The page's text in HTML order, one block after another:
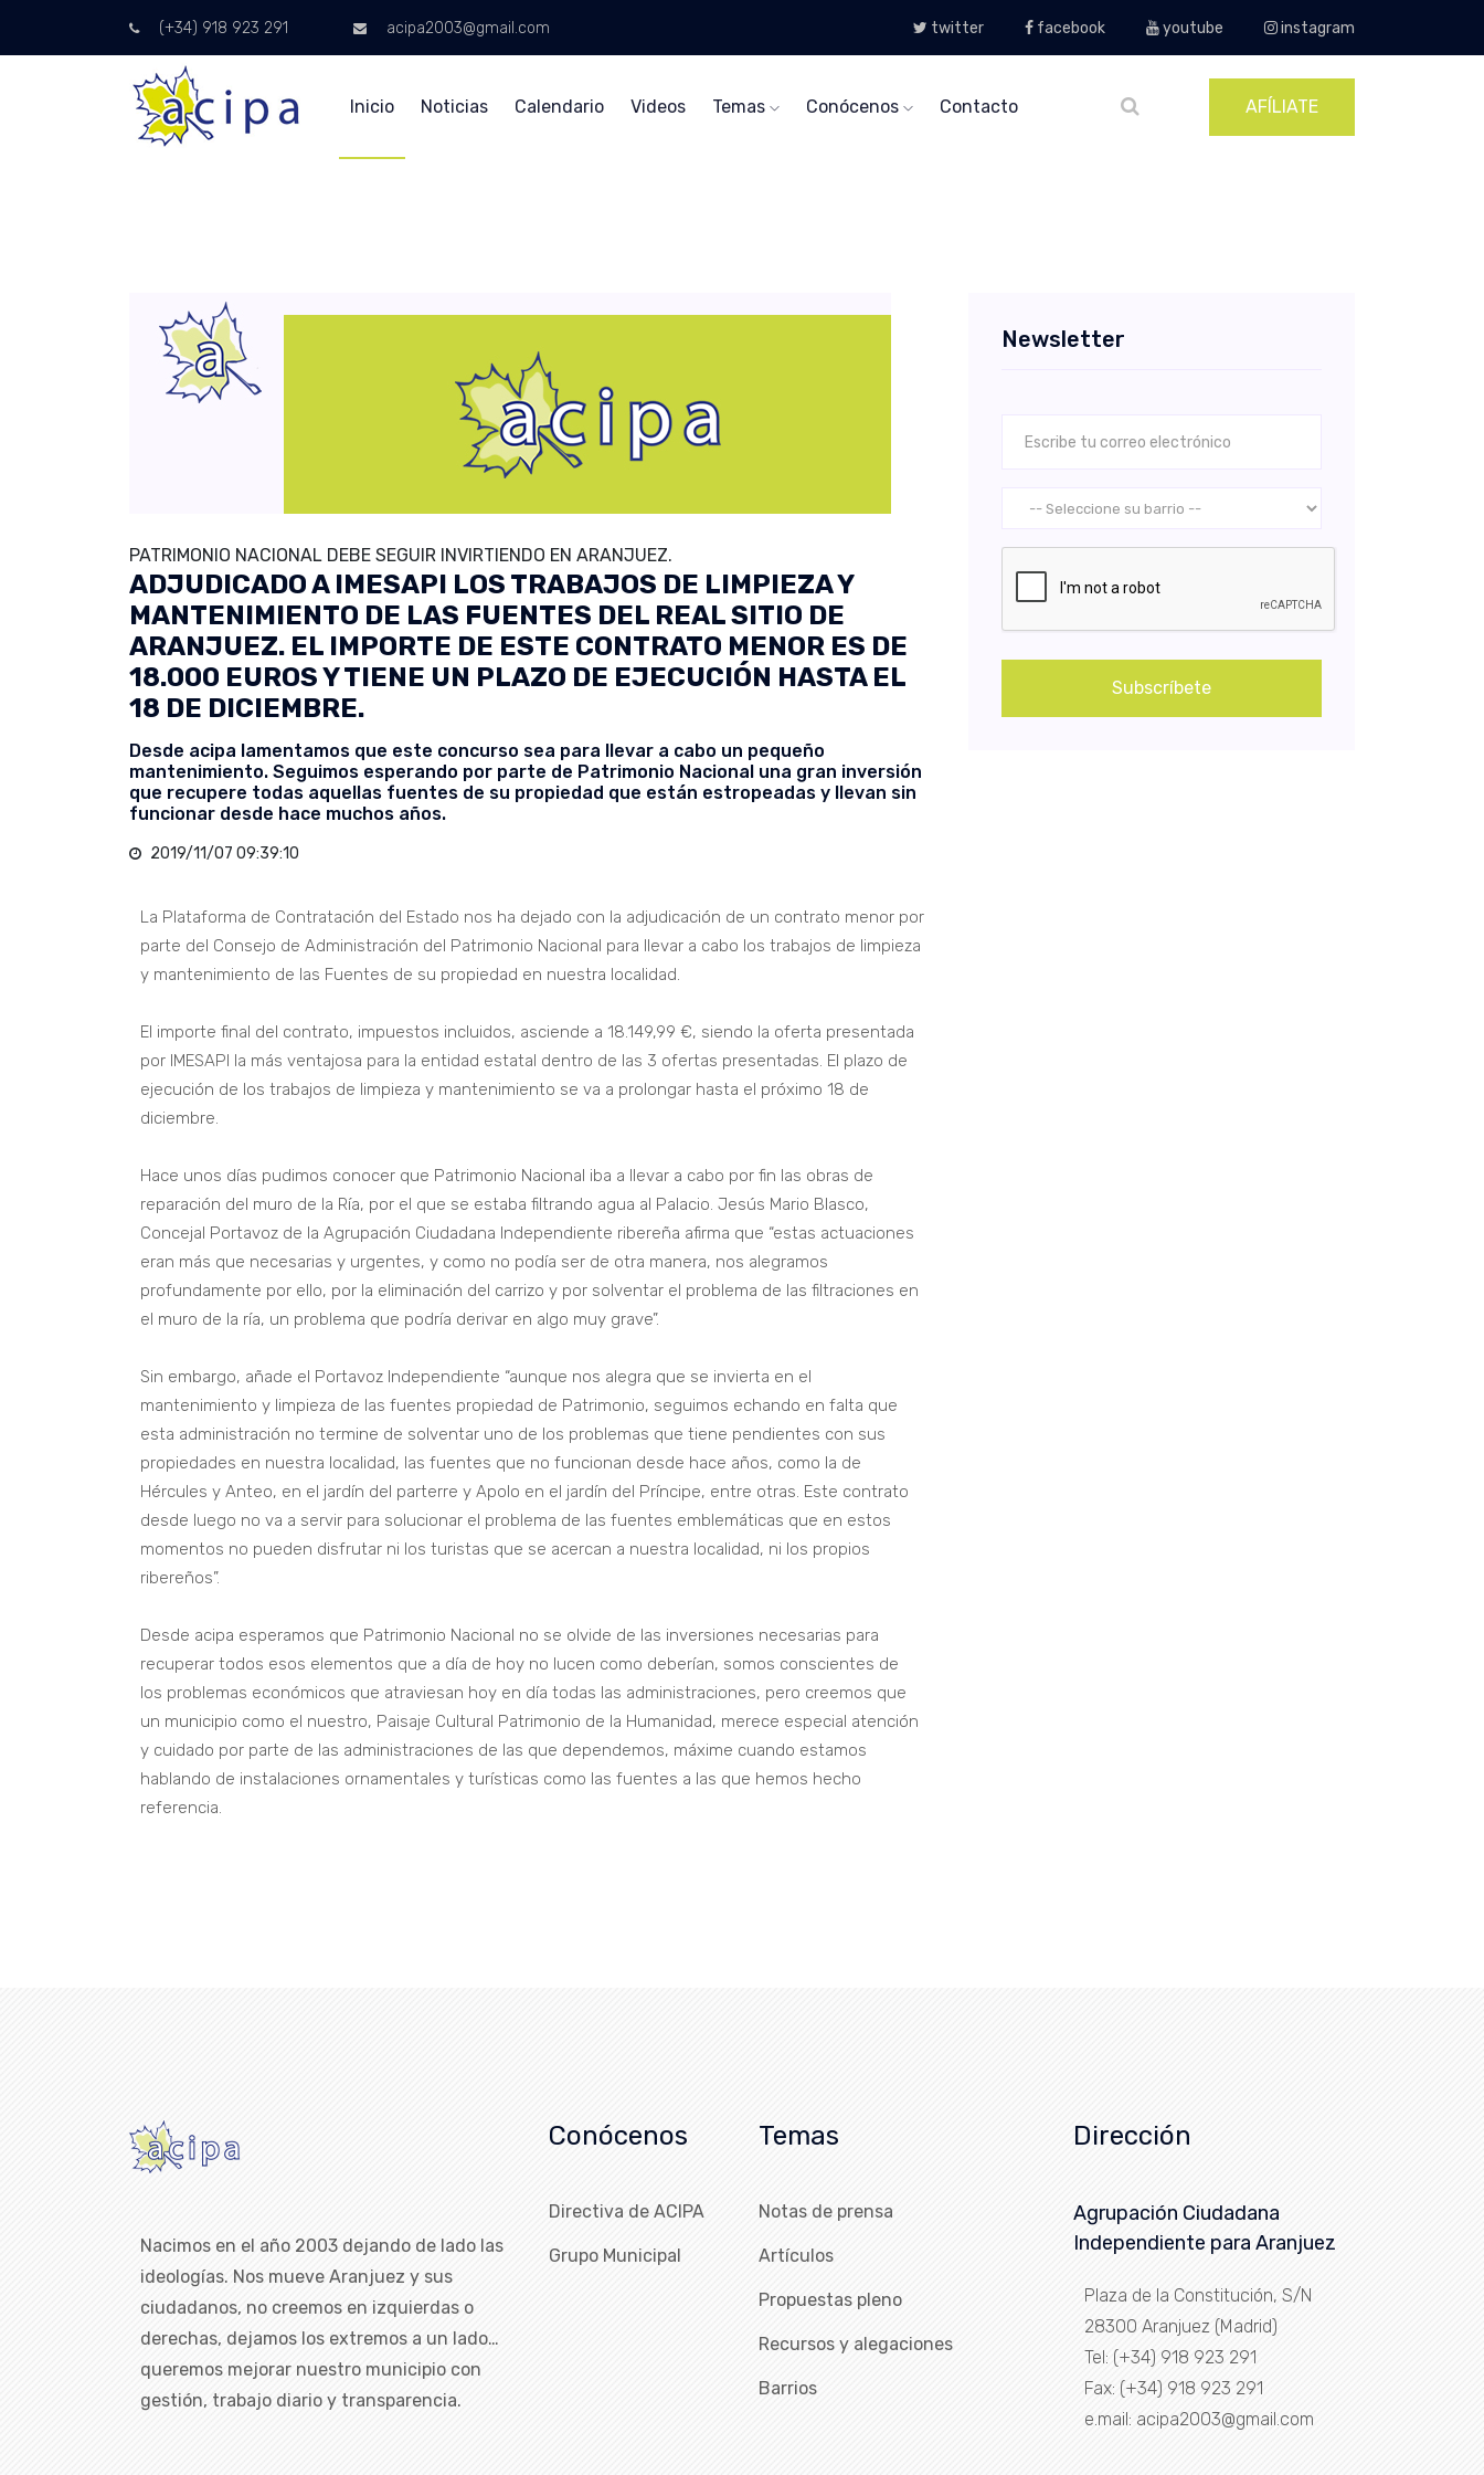
(+34) 918 923 291 acipa2003@gmail.com twitter facebook youtube instagram
Inicio Noticias Calendario Videos Temas Conócenos Contacto AFÍLIATE
PATRIMONIO NACIONAL DEBE SEGUIR INVIRTIENDO EN ARANJUEZ.
ADJUDICADO A IMESAPI LOS TRABAJOS DE LIMPIEZA Y
MANTENIMIENTO DE LAS FUENTES DEL REAL SITIO DE
ARANJUEZ. EL IMPORTE DE ESTE CONTRATO MENOR ES DE
18.000 EUROS Y TIENE UN PLAZO DE EJECUCIÓN HASTA EL
18 DE DICIEMBRE.
Desde acipa lamentamos que este concurso sea para llevar a cabo un pequeño
mantenimiento. Seguimos esperando por parte de Patrimonio Nacional una gran inversión
que recupere todas aquellas fuentes de su propiedad que están estropeadas y llevan sin
funcionar desde hace muchos años.
2019/11/07 09:39:10
La Plataforma de Contratación del Estado nos ha dejado con la adjudicación de un contrato menor por
parte del Consejo de Administración del Patrimonio Nacional para llevar a cabo los trabajos de limpieza
y mantenimiento de las Fuentes de su propiedad en nuestra localidad.
El importe final del contrato, impuestos incluidos, asciende a 18.149,99 €, siendo la oferta presentada
por IMESAPI la más ventajosa para la entidad estatal dentro de las 3 ofertas presentadas. El plazo de
ejecución de los trabajos de limpieza y mantenimiento se va a prolongar hasta el próximo 18 de
diciembre.
Hace unos días pudimos conocer que Patrimonio Nacional iba a llevar a cabo por fin las obras de
reparación del muro de la Ría, por el que se estaba filtrando agua al Palacio. Jesús Mario Blasco,
Concejal Portavoz de la Agrupación Ciudadana Independiente ribereña afirma que “estas actuaciones
eran más que necesarias y urgentes, y como no podía ser de otra manera, nos alegramos
profundamente por ello, por la eliminación del carrizo y por solventar el problema de las filtraciones en
el muro de la ría, un problema que podría derivar en algo muy grave”.
Sin embargo, añade el Portavoz Independiente “aunque nos alegra que se invierta en el
mantenimiento y limpieza de las fuentes propiedad de Patrimonio, seguimos echando en falta que
esta administración no termine de solventar uno de los problemas que tiene pendientes con sus
propiedades en nuestra localidad, las fuentes que no funcionan desde hace años, como la de
Hércules y Anteo, en el jardín del parterre y Apolo en el jardín del Príncipe, entre otras. Este contrato
desde luego no va a servir para solucionar el problema de las fuentes emblemáticas que en estos
momentos no pueden disfrutar ni los turistas que se acercan a nuestra localidad, ni los propios
ribereños”.
Desde acipa esperamos que Patrimonio Nacional no se olvide de las inversiones necesarias para
recuperar todos esos elementos que a día de hoy no lucen como deberían, somos conscientes de
los problemas económicos que atraviesan hoy en día todas las administraciones, pero creemos que
un municipio como el nuestro, Paisaje Cultural Patrimonio de la Humanidad, merece especial atención
y cuidado por parte de las administraciones de las que dependemos, máxime cuando estamos
hablando de instalaciones ornamentales y turísticas como las fuentes a las que hemos hecho
referencia.
Newsletter
Subscríbete
Nacimos en el año 2003 dejando de lado las
ideologías. Nos mueve Aranjuez y sus
ciudadanos, no creemos en izquierdas o
derechas, dejamos los extremos a un lado…
queremos mejorar nuestro municipio con
gestión, trabajo diario y transparencia.
Conócenos
Directiva de ACIPA
Grupo Municipal
Temas
Notas de prensa
Artículos
Propuestas pleno
Recursos y alegaciones
Barrios
Dirección
Agrupación Ciudadana
Independiente para Aranjuez
Plaza de la Constitución, S/N
28300 Aranjuez (Madrid)
Tel: (+34) 918 923 291
Fax: (+34) 918 923 291
e.mail: acipa2003@gmail.com